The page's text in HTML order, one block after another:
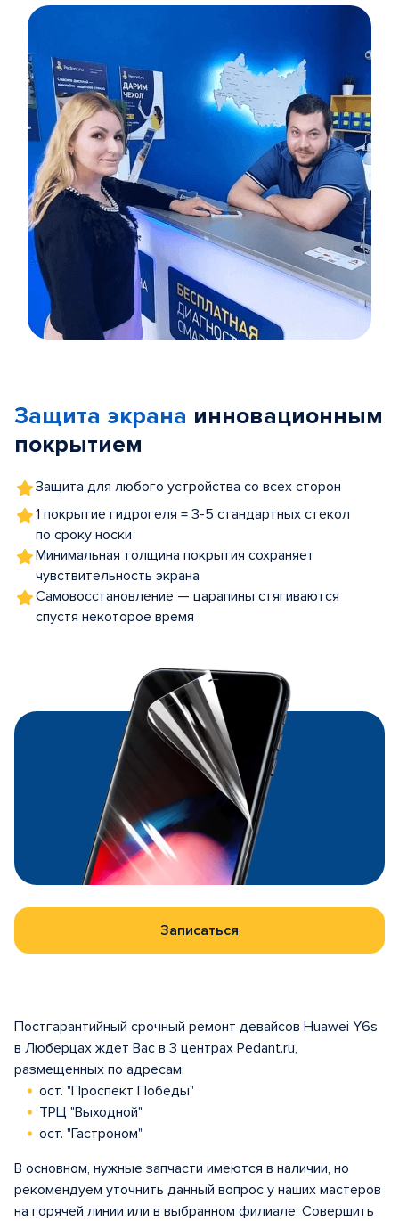
5
Защита экрана инновационным
покрытием
Защита для любого устройства со всех сторон
1 покрытие гидрогеля = 3-5 стандартных стекол
по сроку носки
Минимальная толщина покрытия сохраняет
чувствительность экрана
Самовосстановление — царапины стягиваются
спустя некоторое время
Записаться
Постгарантийный срочный ремонт девайсов Huawei Y6s
в Люберцах ждет Вас в 3 центрах Pedant.ru,
размещенных по адресам:
ост. "Проспект Победы"
ТРЦ "Выходной"
ост. "Гастроном"
В основном, нужные запчасти имеются в наличии, но
рекомендуем уточнить данный вопрос у наших мастеров
на горячей линии или в выбранном филиале. Совершить